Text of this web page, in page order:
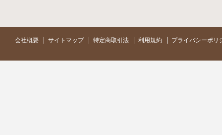
会社概要 サイトマップ 特定商取引法 利用規約 プライバシーポリ